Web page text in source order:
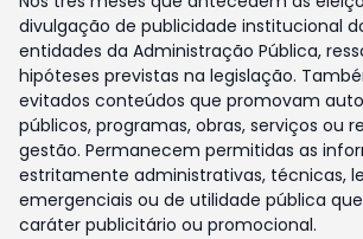
divulgação de publicidade institucional
entidades da Administração Pública,
hipóteses previstas na legislação.
evitados conteúdos que promovam
públicos, programas, obras, serviços ou
gestão. Permanecem permitidas as
estritamente administrativas, técnicas,
emergenciais ou de utilidade pública
caráter publicitário ou promocional.